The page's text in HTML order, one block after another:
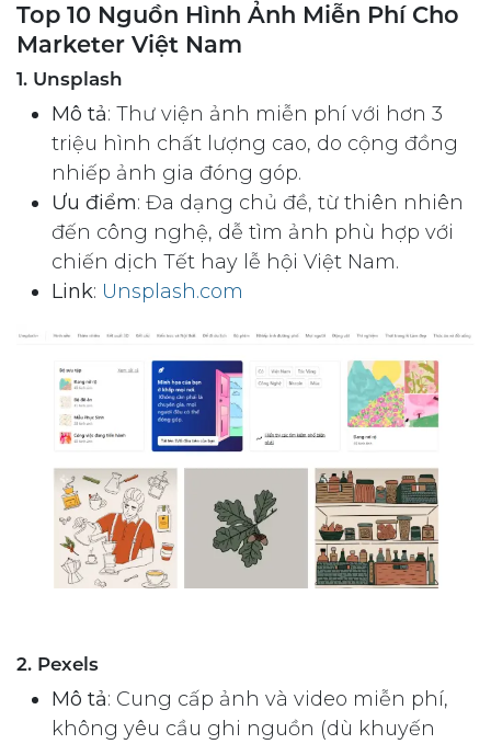
Top 10 Nguồn Hình Ảnh Miễn Phí Cho
Marketer Việt Nam
1. Unsplash
Mô tả: Thư viện ảnh miễn phí với hơn 3
triệu hình chất lượng cao, do cộng đồng
nhiếp ảnh gia đóng góp.
Ưu điểm: Đa dạng chủ đề, từ thiên nhiên
đến công nghệ, dễ tìm ảnh phù hợp với
chiến dịch Tết hay lễ hội Việt Nam.
Link: Unsplash.com
2. Pexels
Mô tả: Cung cấp ảnh và video miễn phí,
không yêu cầu ghi nguồn (dù khuyến